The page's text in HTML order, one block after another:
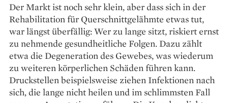
Der Markt ist noch sehr klein, aber dass sich in der
Reha­bilitation für Querschnittgelähmte etwas tut,
war längst überfällig: Wer zu lange sitzt, riskiert ernst
zu nehmende gesundheitliche Folgen. Dazu zählt
etwa die Degeneration des Gewebes, was wiederum
zu weiteren körper­lichen Schäden führen kann.
Druckstellen beispielsweise ziehen Infektionen nach
sich, die lange nicht heilen und im schlimmsten Fall